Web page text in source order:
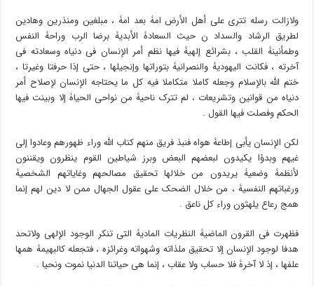
ولازالت رسله تترى على أهل الأرض امۀ بعد امۀ ، مبلغین ومنذرین وهادین
لطریق الرشاد والسداد ن حیث السعادۀ الأبدیۀ برضا الرب وراحۀ النفس
وطمأنینۀ القلب ، بشرائع إلهیۀ فیها نظم أمر الإنسان فی دنیاه وسعادته فی
آخرته ، فکانت الیهودیۀ والنصرانیۀ بتوراتها وإنجیلها ، حتى إذا حرفتا وغیرتا ،
ختم الله بالإسلام وجعله کاملا متکاملا فیه کل ما یحتاجه الإنسان لإصلاح أمر
دنیاه من قوانین وتشریعات ، لم تترک ناحیۀ من نواحی الحیاۀ إلا وبینت فیها
الحکم وفصلت فیها القول .
لکن الإنسان یأبى إطاعۀ هواه فنبذ فریق منهم کتاب الله وراء ظهورهم وعادوا إلى
غیهم وبدؤا یکیدون لبعضهم البعض وبرز شیاطین القوم ینظرون ویقننون
لأنظمۀ وضعیۀ یریدون من خلالها تحقیق مصالحهم وغایاتهم الشخصیۀ
ورغباتهم النفسیۀ ، من خلال الضحک على عقول الجهال ممن لا دین لهم إنما
همج رعاع یلهثون وراء کل ناعق .
فظهرت فی القرون الماضیۀ النظریات المادیۀ التی تنکر الوجود الإلهی ولاتحد
هدفا لوجود الإنسان إلا تحقیق ملذاته وشهواته وغرائزه ، فتجعله کالبهیمۀ همها
علفها ، إذ لا آخرۀ فلا حساب ولا عقاب ، إنما هی حیاتنا الدنیا نموت ونحیا .